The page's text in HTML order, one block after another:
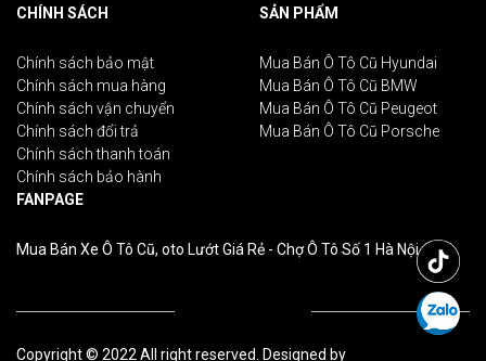
CHÍNH SÁCH
Chính sách bảo mật
Chính sách mua hàng
Chính sách vận chuyển
Chính sách đổi trả
Chính sách thanh toán
Chính sách bảo hành
SẢN PHẨM
Mua Bán Ô Tô Cũ Hyundai
Mua Bán Ô Tô Cũ BMW
Mua Bán Ô Tô Cũ Peugeot
Mua Bán Ô Tô Cũ Porsche
FANPAGE
Mua Bán Xe Ô Tô Cũ, oto Lướt Giá Rẻ - Chợ Ô Tô Số 1 Hà Nội
Copyright © 2022 All right reserved. Designed by